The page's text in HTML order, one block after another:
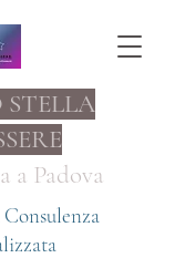
a Padova